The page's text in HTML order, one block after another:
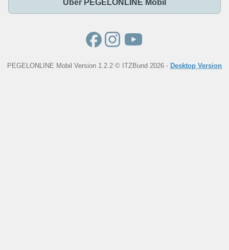
Über PEGELONLINE Mobil
PEGELONLINE Mobil Version 1.2.2 © ITZBund 2026 - Desktop Version